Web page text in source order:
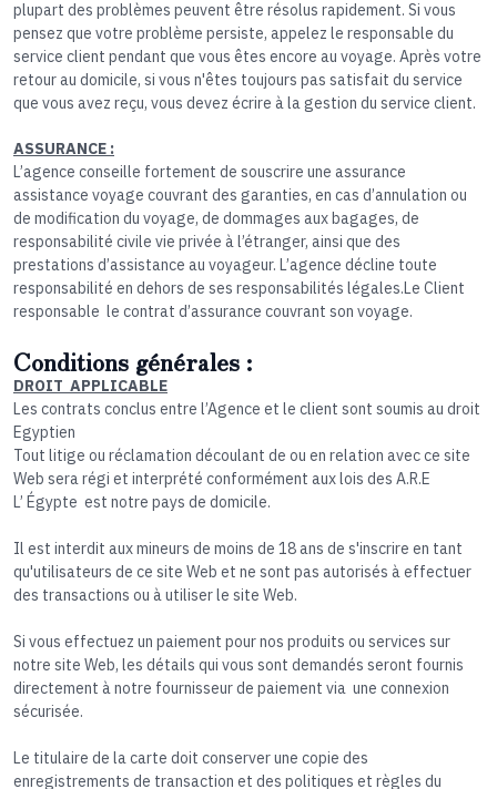
plupart des problèmes peuvent être résolus rapidement. Si vous
pensez que votre problème persiste, appelez le responsable du
service client pendant que vous êtes encore au voyage. Après votre
retour au domicile, si vous n'êtes toujours pas satisfait du service
que vous avez reçu, vous devez écrire à la gestion du service client.
ASSURANCE :
L’agence conseille fortement de souscrire une assurance
assistance voyage couvrant des garanties, en cas d’annulation ou
de modification du voyage, de dommages aux bagages, de
responsabilité civile vie privée à l’étranger, ainsi que des
prestations d’assistance au voyageur. L’agence décline toute
responsabilité en dehors de ses responsabilités légales.Le Client
responsable le contrat d’assurance couvrant son voyage.
Conditions générales :
DROIT APPLICABLE
Les contrats conclus entre l’Agence et le client sont soumis au droit
Egyptien
Tout litige ou réclamation découlant de ou en relation avec ce site
Web sera régi et interprété conformément aux lois des A.R.E
L’ Égypte est notre pays de domicile.
Il est interdit aux mineurs de moins de 18 ans de s'inscrire en tant
qu'utilisateurs de ce site Web et ne sont pas autorisés à effectuer
des transactions ou à utiliser le site Web.
Si vous effectuez un paiement pour nos produits ou services sur
notre site Web, les détails qui vous sont demandés seront fournis
directement à notre fournisseur de paiement via une connexion
sécurisée.
Le titulaire de la carte doit conserver une copie des
enregistrements de transaction et des politiques et règles du